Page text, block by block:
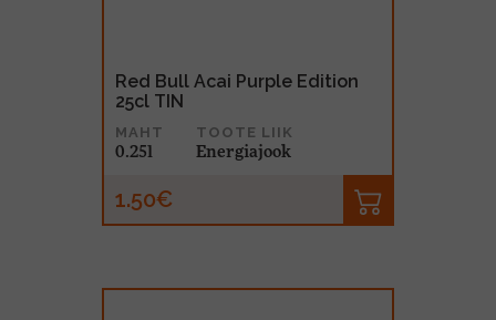
Red Bull Acai Purple Edition
25cl TIN
MAHT
0.25l
TOOTE LIIK
Energiajook
1.50€